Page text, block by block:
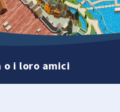
o i loro amici